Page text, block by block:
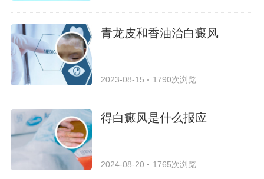
青龙皮和香油治白癜风
2023-08-15 1790次浏览
得白癜风是什么报应
2024-08-20 1765次浏览